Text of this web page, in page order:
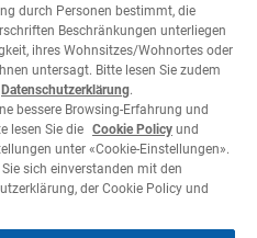
für die
und an wen
durch Personen bestimmt, die
Beschränkungen unterliegen
ihres Wohnsitzes/Wohnortes oder
untersagt. Bitte lesen Sie zudem
Datenschutzerklärung.
bessere Browsing-Erfahrung und
lesen Sie die Cookie Policy und
unter «Cookie-Einstellungen».
sich einverstanden mit den
der Cookie Policy und